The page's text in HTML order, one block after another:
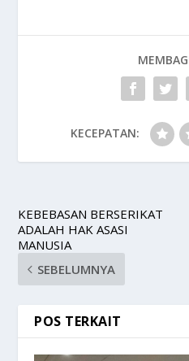
KECEPATAN:
KEBEBASAN BERSERIKAT
ADALAH HAK ASASI
MANUSIA
SEBELUMNYA
POS TERKAIT